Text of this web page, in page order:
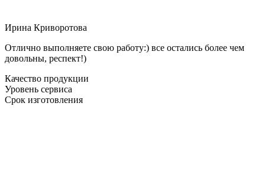
Ирина Криворотова
Отлично выполняете свою работу:) все остались более чем
довольны, респект!)
Качество продукции
Уровень сервиса
Срок изготовления